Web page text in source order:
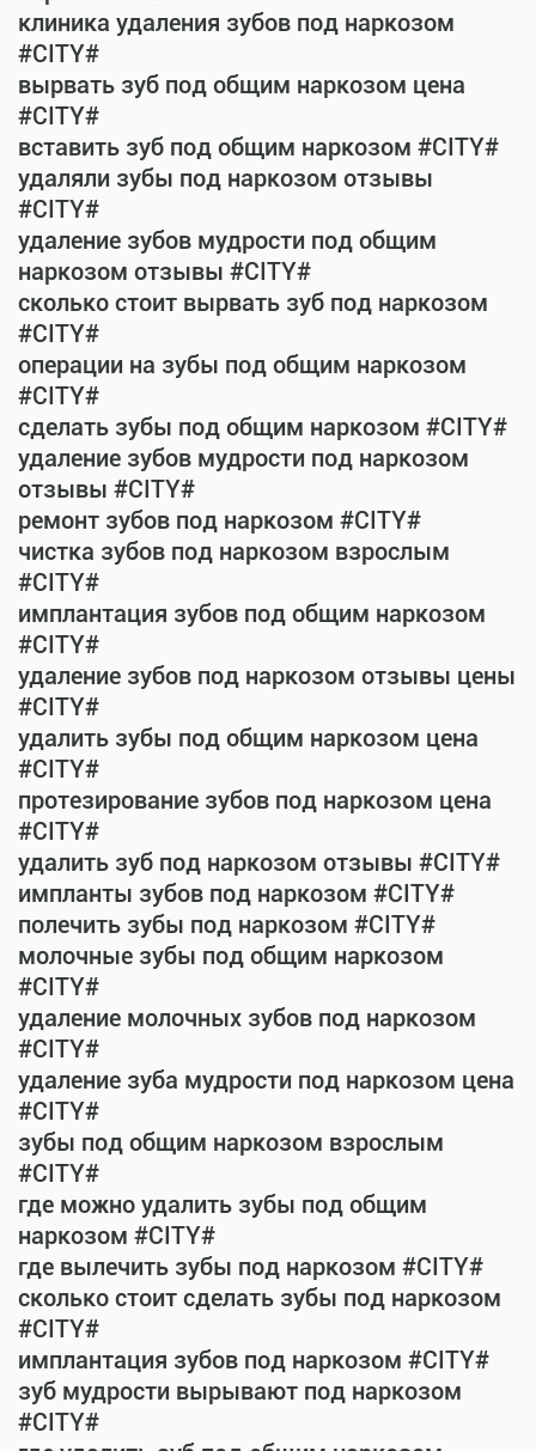
клиника удаления зубов под наркозом
#CITY#
вырвать зуб под общим наркозом цена
#CITY#
вставить зуб под общим наркозом #CITY#
удаляли зубы под наркозом отзывы
#CITY#
удаление зубов мудрости под общим
наркозом отзывы #CITY#
сколько стоит вырвать зуб под наркозом
#CITY#
операции на зубы под общим наркозом
#CITY#
сделать зубы под общим наркозом #CITY#
удаление зубов мудрости под наркозом
отзывы #CITY#
ремонт зубов под наркозом #CITY#
чистка зубов под наркозом взрослым
#CITY#
имплантация зубов под общим наркозом
#CITY#
удаление зубов под наркозом отзывы цены
#CITY#
удалить зубы под общим наркозом цена
#CITY#
протезирование зубов под наркозом цена
#CITY#
удалить зуб под наркозом отзывы #CITY#
импланты зубов под наркозом #CITY#
полечить зубы под наркозом #CITY#
молочные зубы под общим наркозом
#CITY#
удаление молочных зубов под наркозом
#CITY#
удаление зуба мудрости под наркозом цена
#CITY#
зубы под общим наркозом взрослым
#CITY#
где можно удалить зубы под общим
наркозом #CITY#
где вылечить зубы под наркозом #CITY#
сколько стоит сделать зубы под наркозом
#CITY#
имплантация зубов под наркозом #CITY#
зуб мудрости вырывают под наркозом
#CITY#